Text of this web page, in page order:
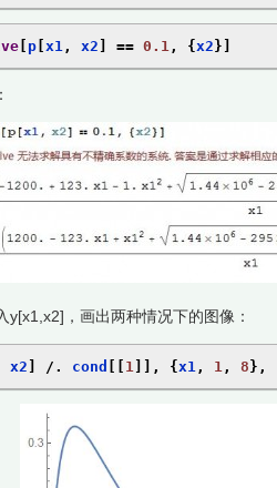
p x1 , x2 == 0.1 , { x2 }]
y[x1,x2]，画出两种情况下的图像：
x2 /. cond 1 ]], { x1 , 1 , 8 },